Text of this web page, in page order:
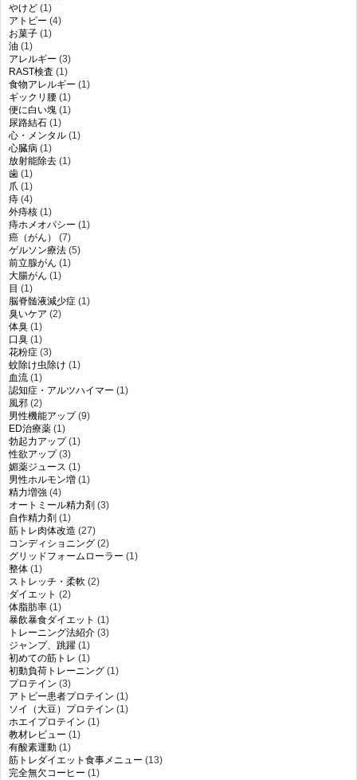
やけど (1)
アトピー (4)
お菓子 (1)
油 (1)
アレルギー (3)
RAST検査 (1)
食物アレルギー (1)
ギックリ腰 (1)
便に白い塊 (1)
尿路結石 (1)
心・メンタル (1)
心臓病 (1)
放射能除去 (1)
歯 (1)
爪 (1)
痔 (4)
外痔核 (1)
痔ホメオパシー (1)
癌（がん）
(7)
ゲルソン療法 (5)
前立腺がん (1)
大腸がん (1)
目 (1)
脳脊髄液減少症 (1)
臭いケア (2)
体臭 (1)
口臭 (1)
花粉症 (3)
蚊除け虫除け (1)
血流 (1)
認知症・アルツハイマー (1)
風邪 (2)
男性機能アップ(9)
ED治療薬 (1)
勃起力アップ(1)
性欲アップ(3)
媚薬ジュース (1)
男性ホルモン増 (1)
精力増強 (4)
オートミール精力剤 (3)
自作精力剤 (1)
筋トレ肉体改造 (27)
コンディショニング (2)
グリッドフォームローラー (1)
整体 (1)
ストレッチ・柔軟 (2)
ダイエット (2)
体脂肪率 (1)
暴飲暴食ダイエット (1)
トレーニング法紹介 (3)
ジャンプ、跳躍 (1)
初めての筋トレ (1)
初動負荷トレーニング (1)
プロテイン (3)
アトピー患者プロテイン (1)
ソイ（大豆）プロテイン (1)
ホエイプロテイン (1)
教材レビュー (1)
有酸素運動 (1)
筋トレダイエット食事メニュー (13)
完全無欠コーヒー (1)